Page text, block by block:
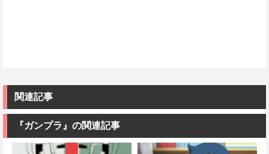
関連記事
『ガンプラ』の関連記事